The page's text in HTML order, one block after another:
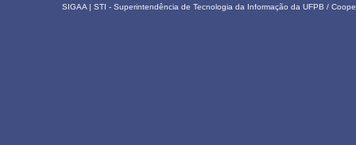
SIGAA | STI - Superintendência de Tecnologia da Informação da UFPB /